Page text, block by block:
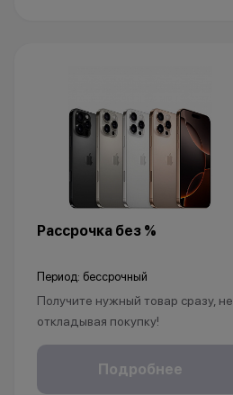
Рассрочка без %
Период: бессрочный
Получите нужный товар сразу, не
откладывая покупку!
Рассрочка без % доступна для
клиентов от 18 лет на срок до 24
Подробнее